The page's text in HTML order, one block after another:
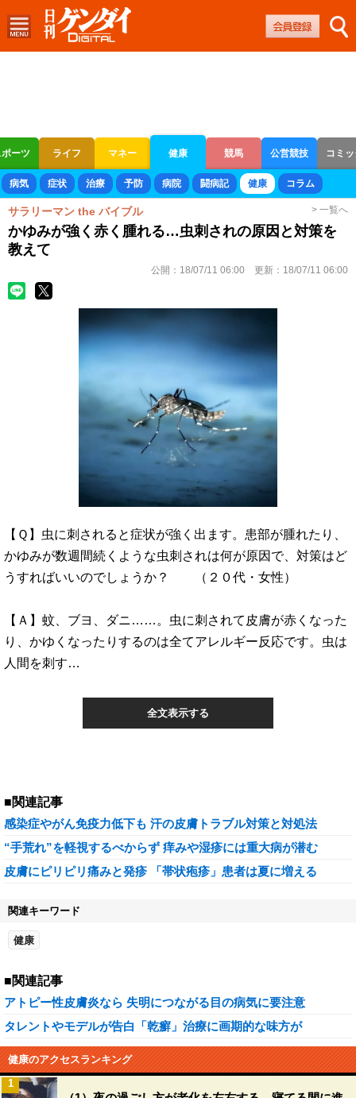
ーツ ライフ マネー 健康 競馬 公営競技 コミ
ボートレース 競輪 オートレース
病気 症状 治療 予防 病院 闘病記 健康 コラム
サラリーマン the バイブル > 一覧へ
かゆみが強く赤く腫れる…虫刺されの原因と対策を
教えて
公開： 18/07/11 06:00 更新： 18/07/11 06:00
【Ｑ】虫に刺されると症状が強く出ます。患部が腫れたり、
かゆみが数週間続くような虫刺されは何が原因で、対策はど
うすればいいのでしょうか？ （２０代・女性）
【Ａ】蚊、ブヨ、ダニ……。虫に刺されて皮膚が赤くなった
り、かゆくなったりするのは全てアレルギー反応です。虫は
人間を刺す…
全文表示する
■関連記事
感染症やがん免疫力低下も 汗の皮膚トラブル対策と対処法
“手荒れ”を軽視するべからず 痒みや湿疹には重大病が潜む
皮膚にピリピリ痛みと発疹 「帯状疱疹」患者は夏に増える
関連キーワード
健康
■関連記事
アトピー性皮膚炎なら 失明につながる目の病気に要注意
タレントやモデルが告白「乾癬」治療に画期的な味方が
健康のアクセスランキング
1